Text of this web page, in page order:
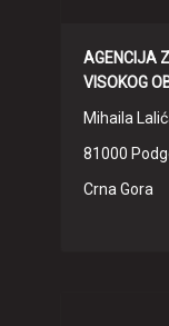
AGENCIJA
VISOKOG
Mihaila
81000
Crna Gora